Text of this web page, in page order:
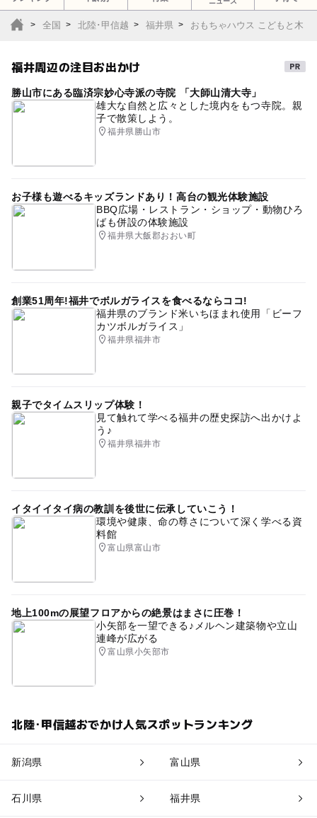
全国 北陸･甲信越 福井県 おもちゃハウス こどもと木
福井周辺の注目お出かけ
勝山市にある臨済宗妙心寺派の寺院 「大師山清大寺」
雄大な自然と広々とした境内をもつ寺院。親
子で散策しよう。
福井県勝山市
お子様も遊べるキッズランドあり！高台の観光体験施設
BBQ広場・レストラン・ショップ・動物ひろ
ばも併設の体験施設
福井県大飯郡おおい町
創業51周年!福井でボルガライスを食べるならココ!
福井県のブランド米いちほまれ使用「ビーフ
カツボルガライス」
福井県福井市
親子でタイムスリップ体験！
見て触れて学べる福井の歴史探訪へ出かけよ
う♪
福井県福井市
イタイイタイ病の教訓を後世に伝承していこう！
環境や健康、命の尊さについて深く学べる資
料館
富山県富山市
地上100mの展望フロアからの絶景はまさに圧巻！
小矢部を一望できる♪メルヘン建築物や立山
連峰が広がる
富山県小矢部市
北陸･甲信越おでかけ人気スポットランキング
新潟県 富山県
石川県 福井県